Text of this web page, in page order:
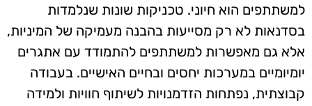
למשתתפים הוא חיוני. טכניקות שונות שנלמדות
בסדנאות לא רק מסייעות בהבנה מעמיקה של המיניות,
אלא גם מאפשרות למשתתפים להתמודד עם אתגרים
יומיומיים במערכות יחסים ובחיים האישיים. בעבודה
קבוצתית, נפתחות הזדמנויות לשיתוף חוויות ולמידה